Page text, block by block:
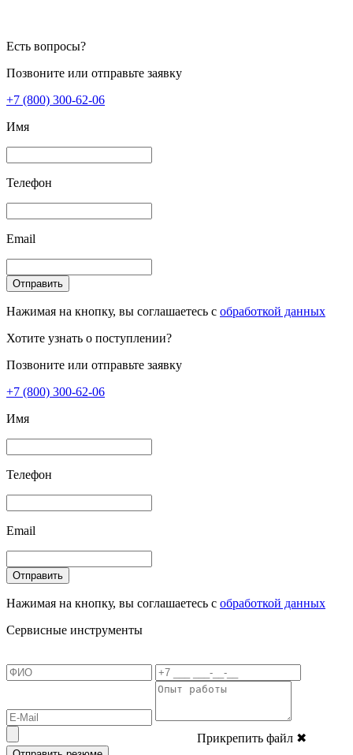
Есть вопросы?
Позвоните или отправьте заявку
+7 (800) 300-62-06
Имя
Телефон
Email
Отправить
Нажимая на кнопку, вы соглашаетесь с обработкой данных
Хотите узнать о поступлении?
Позвоните или отправьте заявку
+7 (800) 300-62-06
Имя
Телефон
Email
Отправить
Нажимая на кнопку, вы соглашаетесь с обработкой данных
Сервисные инструменты
Прикрепить файл ✖